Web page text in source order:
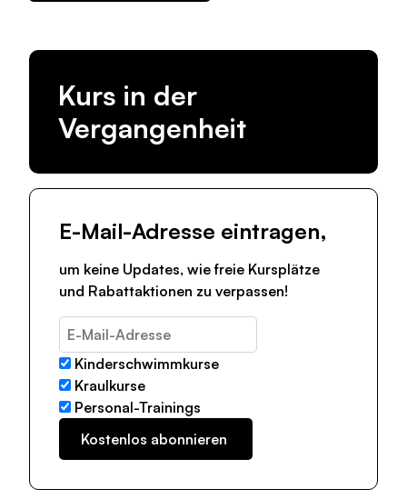
Kurs in der
Vergangenheit
E-Mail-Adresse eintragen,
um keine Updates, wie freie Kursplätze
und Rabattaktionen zu verpassen!
Kinderschwimmkurse
Kraulkurse
Personal-Trainings